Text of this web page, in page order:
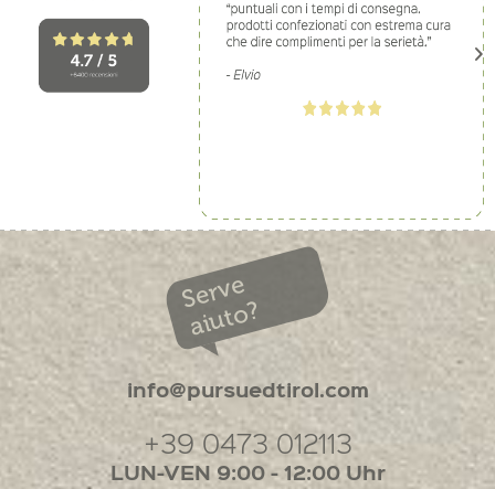
Serve
aiuto?
info@pursuedtirol.com
+39 0473 012113
LUN-VEN 9:00 - 12:00 Uhr